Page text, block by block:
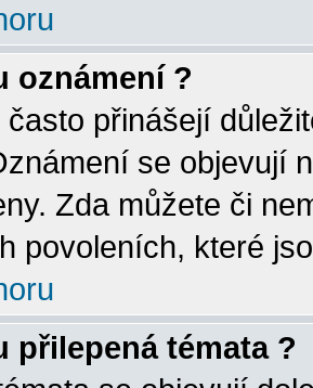
oznámení ?
přinášejí
se objevují
Zda můžete či
povoleních, které
přilepená témata ?